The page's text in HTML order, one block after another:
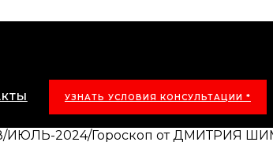
УЗНАТЬ УСЛОВИЯ КОНСУЛЬТАЦИИ *
ИЮЛЬ-2024/Гороскоп от ДМИТРИЯ